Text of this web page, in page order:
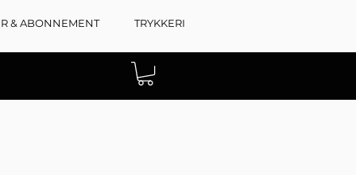
& ABONNEMENT TRYKKERI